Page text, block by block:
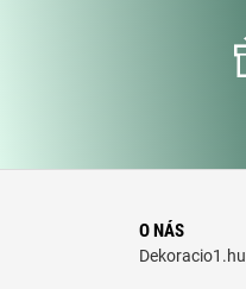
O NÁS
Dekoracio1.hu